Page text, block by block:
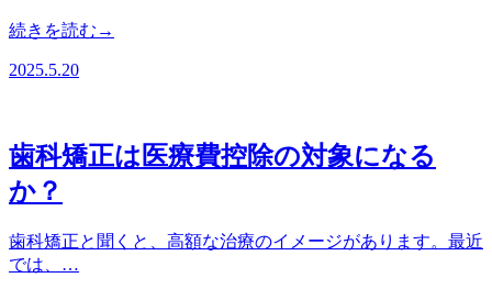
続きを読む→
2025.5.20
歯科矯正は医療費控除の対象になる
か？
歯科矯正と聞くと、高額な治療のイメージがあります。最近
では、…